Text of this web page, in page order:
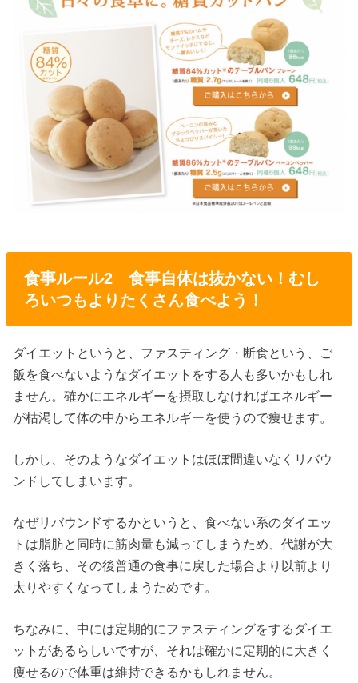
食事ルール2 食事自体は抜かない！むし
ろいつもよりたくさん食べよう！
ダイエットというと、ファスティング・断食という、ご
飯を食べないようなダイエットをする人も多いかもしれ
ません。確かにエネルギーを摂取しなければエネルギー
が枯渇して体の中からエネルギーを使うので痩せます。
しかし、そのようなダイエットはほぼ間違いなくリバウ
ンドしてしまいます。
なぜリバウンドするかというと、食べない系のダイエッ
トは脂肪と同時に筋肉量も減ってしまうため、代謝が大
きく落ち、その後普通の食事に戻した場合より以前より
太りやすくなってしまうためです。
ちなみに、中には定期的にファスティングをするダイエ
ットがあるらしいですが、それは確かに定期的に大きく
痩せるので体重は維持できるかもしれません。